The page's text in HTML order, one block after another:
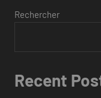
Rechercher
Recent